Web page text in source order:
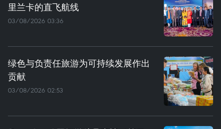
里兰卡的直飞航线
03/08/2026 03:36
绿色与负责任旅游为可持续发展作出
贡献
03/08/2026 02:53